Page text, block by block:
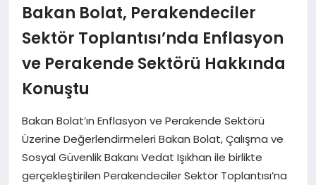
SAĞLIK
MAGAZIN
EĞITIM
Bakan Bolat, Perakendeciler
Sektör Toplantısı’nda Enflasyon
ve Perakende Sektörü Hakkında
Konuştu
Bakan Bolat’ın Enflasyon ve Perakende Sektörü
Üzerine Değerlendirmeleri Bakan Bolat, Çalışma ve
Sosyal Güvenlik Bakanı Vedat Işıkhan ile birlikte
gerçekleştirilen Perakendeciler Sektör Toplantısı’na